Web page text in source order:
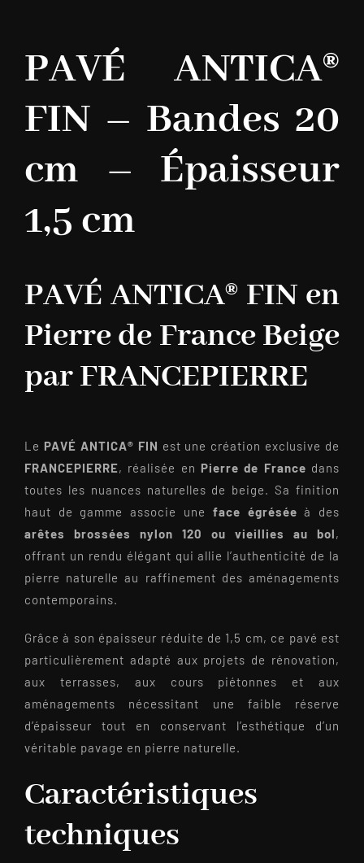
PAVÉ ANTICA®
FIN – Bandes 20
cm – Épaisseur
1,5 cm
PAVÉ ANTICA® FIN en
Pierre de France Beige
par FRANCEPIERRE
Le PAVÉ ANTICA® FIN est une création exclusive de
FRANCEPIERRE, réalisée en Pierre de France dans
toutes les nuances naturelles de beige. Sa finition
haut de gamme associe une face égrésée à des
arêtes brossées nylon 120 ou vieillies au bol,
offrant un rendu élégant qui allie l’authenticité de la
pierre naturelle au raffinement des aménagements
contemporains.
Grâce à son épaisseur réduite de 1,5 cm, ce pavé est
particulièrement adapté aux projets de rénovation,
aux terrasses, aux cours piétonnes et aux
aménagements nécessitant une faible réserve
d’épaisseur tout en conservant l’esthétique d’un
véritable pavage en pierre naturelle.
Caractéristiques
techniques